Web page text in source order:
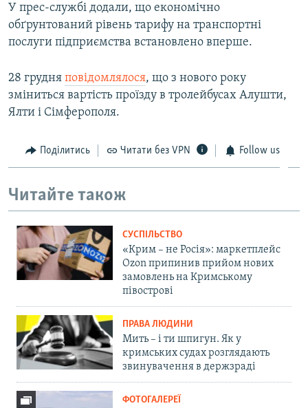
Усі сайти RFE/RL
У прес-службі додали, що економічно
обґрунтований рівень тарифу на транспортні
послуги підприємства встановлено вперше.
28 грудня повідомлялося, що з нового року
зміниться вартість проїзду в тролейбусах Алушти,
Ялти і Сімферополя.
Поділитись Читати без VPN Follow us
Читайте також
СУСПІЛЬСТВО
«Крим – не Росія»: маркетплейс
Ozon припинив прийом нових
замовлень на Кримському
півострові
ПРАВА ЛЮДИНИ
Мить – і ти шпигун. Як у
кримських судах розглядають
звинувачення в держзраді
ФОТОГАЛЕРЕЇ